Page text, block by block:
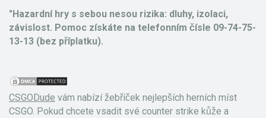
"Hazardní hry s sebou nesou rizika: dluhy, izolaci,
závislost. Pomoc získáte na telefonním čísle 09-74-75-
13-13 (bez příplatku).
CSGODude vám nabízí žebříček nejlepších herních míst
CSGO. Pokud chcete vsadit své counter strike kůže a